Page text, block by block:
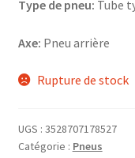
Type de pneu: Tube
Axe: Pneu arrière
Rupture de stock
UGS : 3528707178527
Catégorie : Pneus